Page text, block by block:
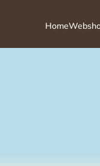
Home